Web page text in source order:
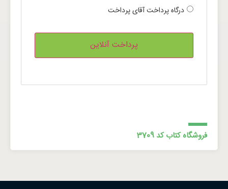
درگاه پرداخت آقای پرداخت
فروشگاه کتاب کد 3709